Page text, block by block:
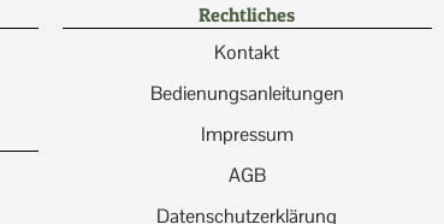
Rechtliches
Kontakt
Bedienungsanleitungen
Impressum
AGB
Datenschutzerklärung